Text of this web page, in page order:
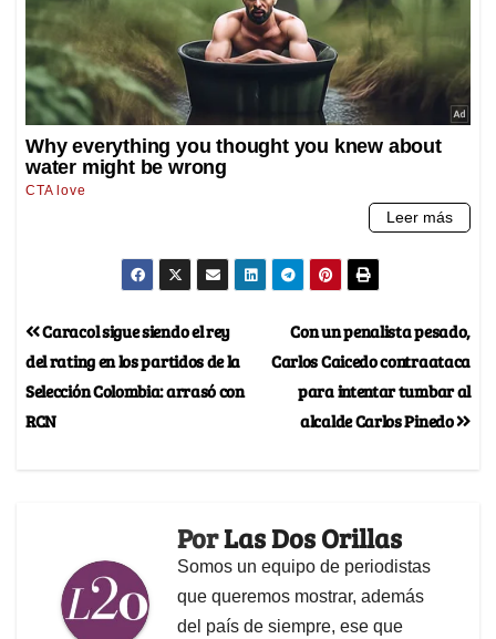
Con un penalista pesado,
Carlos Caicedo contraataca
para intentar tumbar al
alcalde Carlos Pinedo
Caracol sigue siendo el rey
del rating en los partidos de la
Selección Colombia: arrasó con
RCN
PorLas Dos Orillas
Somos un equipo de periodistas
que queremos mostrar, además
del país de siempre, ese que